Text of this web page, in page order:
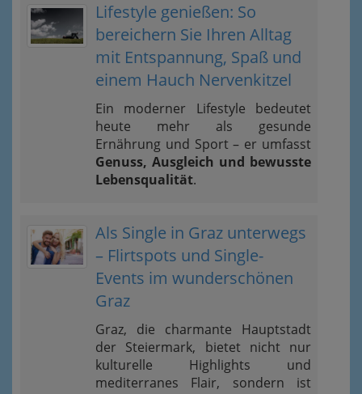
Lifestyle genießen: So
bereichern Sie Ihren Alltag
mit Entspannung, Spaß und
einem Hauch Nervenkitzel
Ein moderner Lifestyle bedeutet
heute mehr als gesunde
Ernährung und Sport – er umfasst
Genuss, Ausgleich und bewusste
Lebensqualität.
Als Single in Graz unterwegs
– Flirtspots und Single-
Events im wunderschönen
Graz
Graz, die charmante Hauptstadt
der Steiermark, bietet nicht nur
kulturelle Highlights und
mediterranes Flair, sondern ist